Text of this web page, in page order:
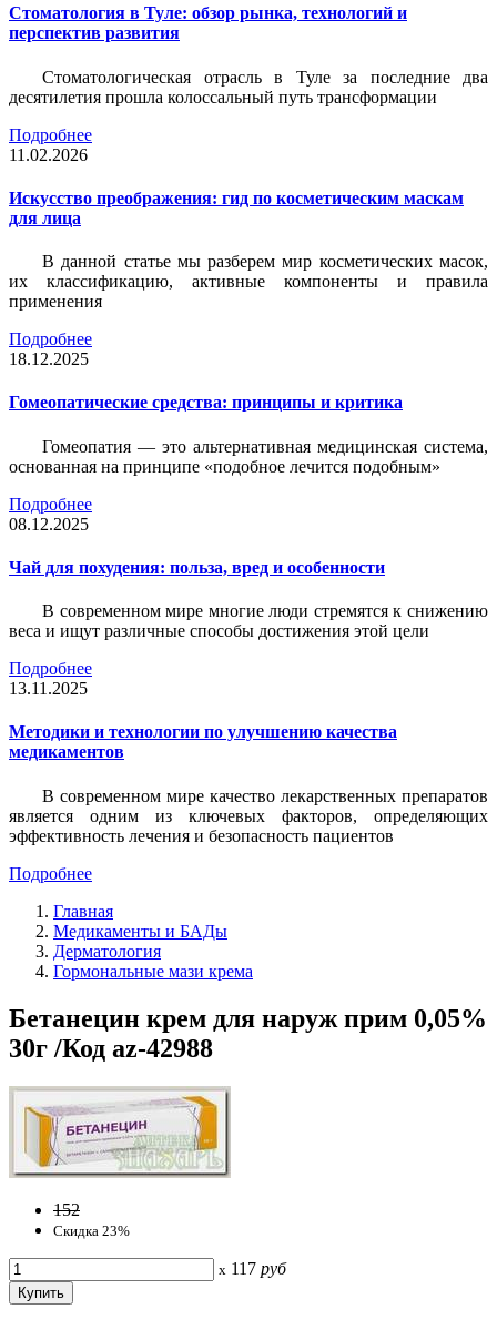
Стоматология в Туле: обзор рынка, технологий и
перспектив развития
Стоматологическая отрасль в Туле за последние два
десятилетия прошла колоссальный путь трансформации
Подробнее
11.02.2026
Искусство преображения: гид по косметическим маскам
для лица
В данной статье мы разберем мир косметических масок,
их классификацию, активные компоненты и правила
применения
Подробнее
18.12.2025
Гомеопатические средства: принципы и критика
Гомеопатия — это альтернативная медицинская система,
основанная на принципе «подобное лечится подобным»
Подробнее
08.12.2025
Чай для похудения: польза, вред и особенности
В современном мире многие люди стремятся к снижению
веса и ищут различные способы достижения этой цели
Подробнее
13.11.2025
Методики и технологии по улучшению качества
медикаментов
В современном мире качество лекарственных препаратов
является одним из ключевых факторов, определяющих
эффективность лечения и безопасность пациентов
Подробнее
Главная
Медикаменты и БАДы
Дерматология
Гормональные мази крема
Бетанецин крем для наруж прим 0,05%
30г /Код az-42988
152
Скидка 23%
x 117 руб